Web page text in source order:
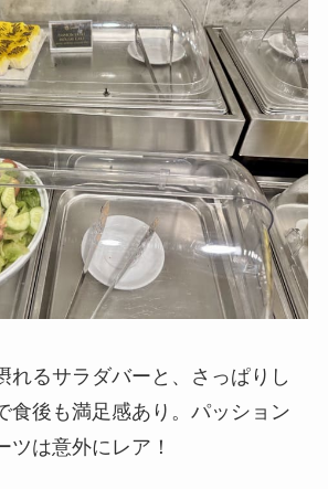
れるサラダバーと、さっぱりし
食後も満足感あり。パッション
ツは意外にレア！